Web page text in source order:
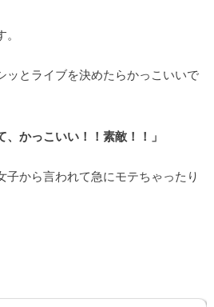
ッとライブを決めたらかっこいいで
、かっこいい！！素敵！！」
子から言われて急にモテちゃったり